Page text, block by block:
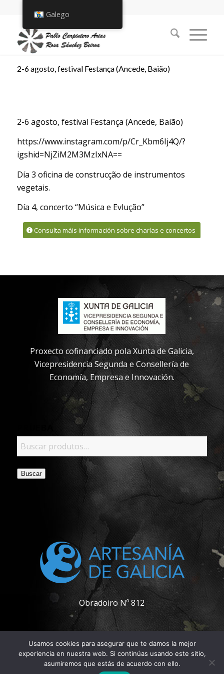
2-6 agosto, festival Festança (Ancede, Baião)
2-6 agosto, festival Festança (Ancede, Baião)
https://www.instagram.com/p/Cr_Kbm6Ij4Q/?
igshid=NjZiM2M3MzIxNA==
Día 3 oficina de construcção de instrumentos
vegetais.
Día 4, concerto “Música e Evlução”
Consulta máis información sobre charlas e concertos
Proxecto cofinanciado pola Xunta de Galicia,
Vicepresidencia Segunda e Consellería de
Economía, Empresa e Innovación.
Buscar
Obradoiro Nº 812
© Copyright - Pablo Carpintero
Galego
Usamos cookies para asegurar que te damos la mejor
experiencia en nuestra web. Si continúas usando este sitio,
asumiremos que estás de acuerdo con ello.